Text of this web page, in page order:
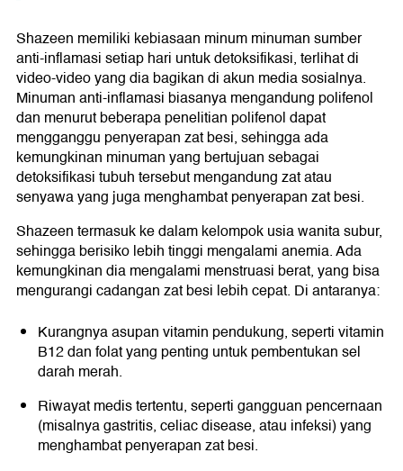
Shazeen memiliki kebiasaan minum minuman sumber
anti-inflamasi setiap hari untuk detoksifikasi, terlihat di
video-video yang dia bagikan di akun media sosialnya.
Minuman anti-inflamasi biasanya mengandung polifenol
dan menurut beberapa penelitian polifenol dapat
mengganggu penyerapan zat besi, sehingga ada
kemungkinan minuman yang bertujuan sebagai
detoksifikasi tubuh tersebut mengandung zat atau
senyawa yang juga menghambat penyerapan zat besi.
Shazeen termasuk ke dalam kelompok usia wanita subur,
sehingga berisiko lebih tinggi mengalami anemia. Ada
kemungkinan dia mengalami menstruasi berat, yang bisa
mengurangi cadangan zat besi lebih cepat. Di antaranya:
Kurangnya asupan vitamin pendukung, seperti vitamin
B12 dan folat yang penting untuk pembentukan sel
darah merah.
Riwayat medis tertentu, seperti gangguan pencernaan
(misalnya gastritis, celiac disease, atau infeksi) yang
menghambat penyerapan zat besi.